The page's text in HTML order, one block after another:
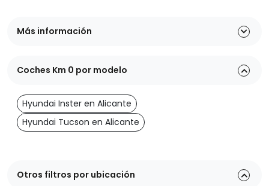
Más información
Coches Km 0 por modelo
Hyundai Inster en Alicante
Hyundai Tucson en Alicante
Otros filtros por ubicación